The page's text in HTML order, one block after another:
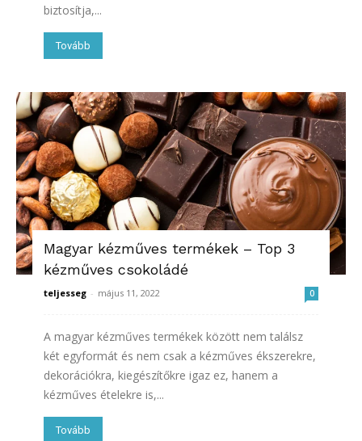
biztosítja,...
Tovább
Magyar kézműves termékek – Top 3
kézműves csokoládé
teljesseg - május 11, 2022 0
A magyar kézműves termékek között nem találsz
két egyformát és nem csak a kézműves ékszerekre,
dekorációkra, kiegészítőkre igaz ez, hanem a
kézműves ételekre is,...
Tovább